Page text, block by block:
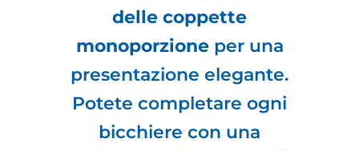
delle coppette
monoporzioneper una
presentazione elegante.
Potete completare ogni
bicchiere con una